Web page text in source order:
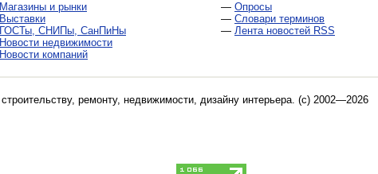
Магазины и рынки
Выставки
ГОСТы, СНИПы, СанПиНы
Новости недвижимости
Новости компаний
— Опросы
— Словари терминов
— Лента новостей RSS
строительству, ремонту, недвижимости, дизайну интерьера. (c) 2002—2026